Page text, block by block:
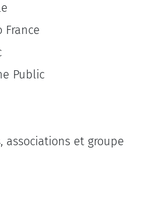
France
Public
associations et groupe